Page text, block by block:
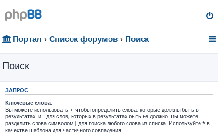
Портал Список форумов Поиск
Поиск
ЗАПРОС
Ключевые слова:
Вы можете использовать +, чтобы определить слова, которые должны быть в
результатах, и - для слов, которых в результатах быть не должно. Вы можете
разделить слова символом | для поиска любого слова из списка. Используйте * в
качестве шаблона для частичного совпадения.